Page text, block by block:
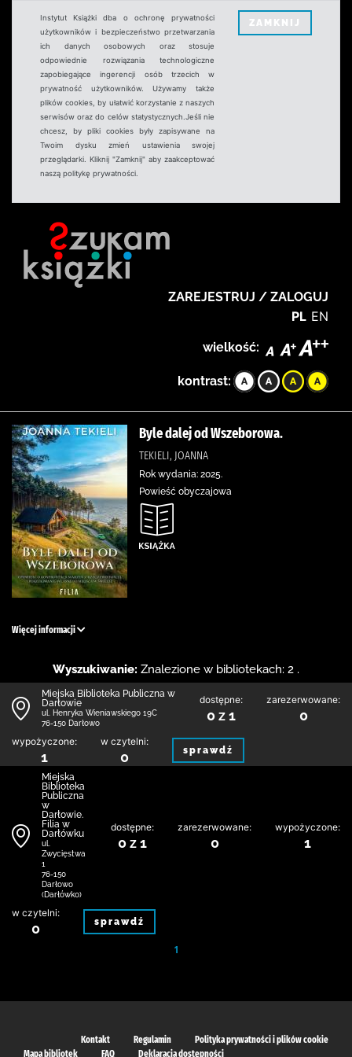
Instytut Książki dba o ochronę prywatności
użytkowników i bezpieczeństwo przetwarzania
ich danych osobowych oraz stosuje
odpowiednie rozwiązania technologiczne
zapobiegające ingerencji osób trzecich w
prywatność użytkowników. Używamy także
plików cookies, by ułatwić korzystanie z naszych
serwisów oraz do celów statystycznych.Jeśli nie
chcesz, by pliki cookies były zapisywane na
Twoim dysku zmień ustawienia swojej
przeglądarki. Kliknij "Zamknij" aby zaakceptować
naszą politykę prywatności.
ZAMKNIJ
ZAREJESTRUJ / ZALOGUJ
PL EN
wielkość:
kontrast:
Byle dalej od Wszeborowa.
TEKIELI, JOANNA
Rok wydania: 2025.
Powieść obyczajowa
Więcej informacji
Wyszukiwanie: Znalezione w bibliotekach: 2 .
Miejska Biblioteka Publiczna w
Darłowie
ul. Henryka Wieniawskiego 19C
76-150 Darłowo
dostępne:
0 z 1
zarezerwowane:
0
wypożyczone:
1
w czytelni:
0 sprawdź
Miejska
Biblioteka
Publiczna
w
Darłowie.
Filia w
Darłówku
ul.
Zwycięstwa
1
76-150
Darłowo
(Darłówko)
dostępne:
0 z 1
zarezerwowane:
0
wypożyczone:
1
w czytelni:
0 sprawdź
1
Kontakt Regulamin
Polityka prywatności i plików cookie
Mapa bibliotek
FAQ Deklaracja dostępności